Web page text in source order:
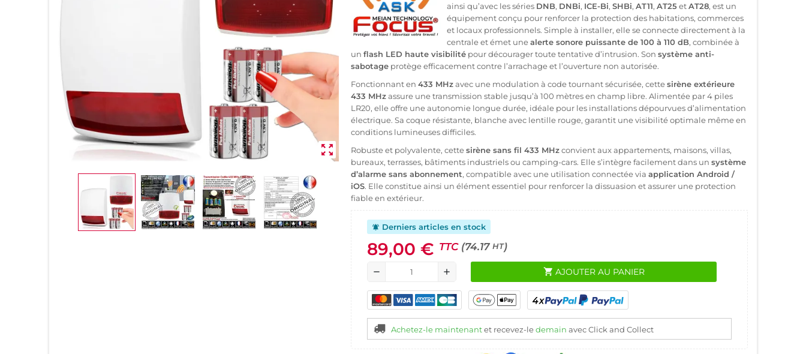
zoom_out_map
ainsi qu’avec les séries DNB, DNBi, ICE-Bi, SHBi, AT11, AT25 etAT28, est un
équipement conçu pour renforcer la protection des habitations, commerces
et locaux professionnels. Simple à installer, elle se connecte directement à la
centrale et émet unealerte sonore puissante de 100 à 110 dB, combinée à
un flash LED haute visibilitépour décourager toute tentative d’intrusion. Son système anti-
sabotageprotège efficacement contre l’arrachage et l’ouverture non autorisée.
Fonctionnant en 433 MHzavec une modulation à code tournant sécurisée, cettesirène extérieure
433 MHzassure une transmission stable jusqu’à 100 mètres en champ libre. Alimentée par 4 piles
LR20, elle offre une autonomie longue durée, idéale pour les installations dépourvues d’alimentation
électrique. Sa coque résistante, blanche avec lentille rouge, garantit une visibilité optimale même en
conditions lumineuses difficiles.
Robuste et polyvalente, cettesirène sans fil 433 MHzconvient aux appartements, maisons, villas,
bureaux, terrasses, bâtiments industriels ou camping-cars. Elle s’intègre facilement dans un système
d’alarme sans abonnement, compatible avec une utilisation connectée via application Android /
iOS. Elle constitue ainsi un élément essentiel pour renforcer la dissuasion et assurer une protection
fiable en extérieur.
notifications_active Derniers articles en stock
89,00 € TTC (74.17 HT)
remove add shopping_cart AJOUTER AU PANIER
Achetez-le maintenantet recevez-ledemain avec Click and Collect